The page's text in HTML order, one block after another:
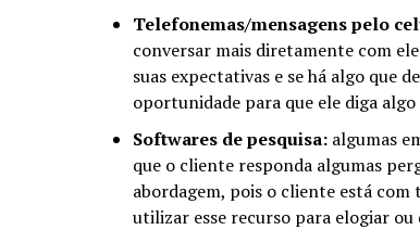
Telefonemas/mensagens pelo
conversar mais diretamente com
suas expectativas e se há algo que
oportunidade para que ele diga
Softwares de pesquisa: algumas
que o cliente responda algumas
abordagem, pois o cliente está com
utilizar esse recurso para elogiar ou